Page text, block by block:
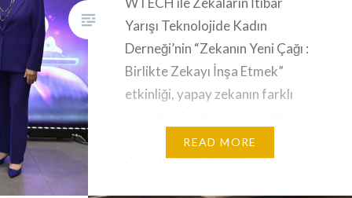
Yarışı Teknolojide Kadın
Derneği’nin “Zekanın Yeni Çağı :
Birlikte Zekayı İnşa Etmek”
etkinliği, yapay zekanın farklı
sağladı. Vodafone Business’ın
desteklediği etkinliğin
READ MORE